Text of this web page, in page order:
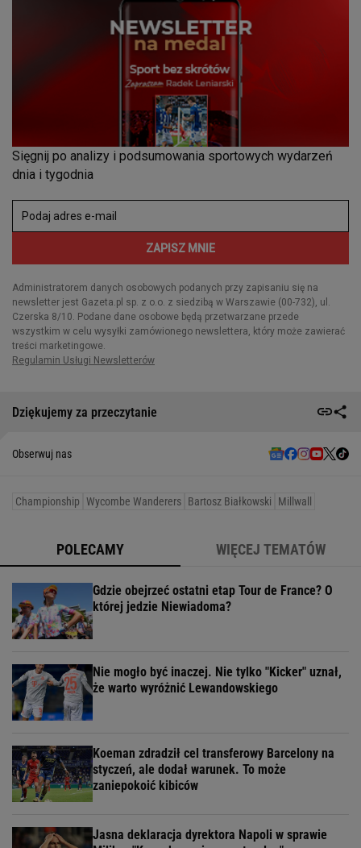
Dziękujemy za przeczytanie
Obserwuj nas
Championship Wycombe Wanderers Bartosz Białkowski Millwall
POLECAMY WIĘCEJ TEMATÓW
Gdzie obejrzeć ostatni etap Tour de France? O
której jedzie Niewiadoma?
Nie mogło być inaczej. Nie tylko "Kicker" uznał,
że warto wyróżnić Lewandowskiego
Koeman zdradził cel transferowy Barcelony na
styczeń, ale dodał warunek. To może
zaniepokoić kibiców
Jasna deklaracja dyrektora Napoli w sprawie